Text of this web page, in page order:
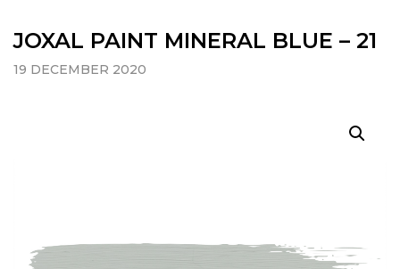
JOXAL PAINT MINERAL BLUE – 21
19 DECEMBER 2020